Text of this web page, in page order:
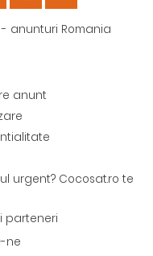
anunturi Romania
anunt
Cocosat.ro te
parteneri
ne